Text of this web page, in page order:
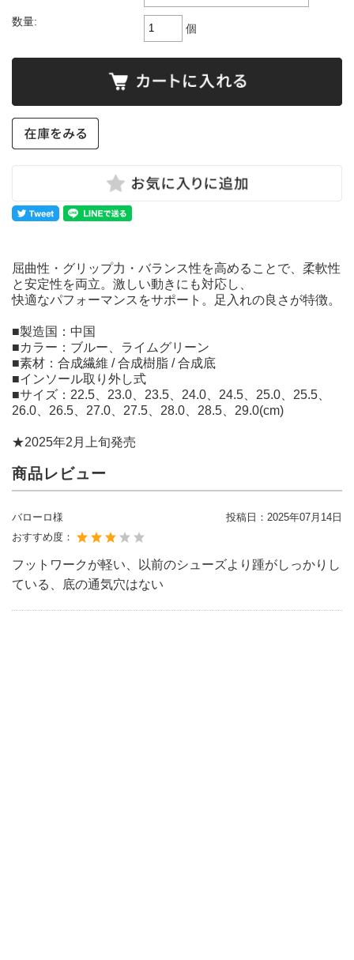
数量:
個
屈曲性・グリップ力・バランス性を高めることで、柔軟性
と安定性を両立。激しい動きにも対応し、
快適なパフォーマンスをサポート。足入れの良さが特徴。
■製造国：中国
■カラー：ブルー、ライムグリーン
■素材：合成繊維 / 合成樹脂 / 合成底
■インソール取り外し式
■サイズ：22.5、23.0、23.5、24.0、24.5、25.0、25.5、
26.0、26.5、27.0、27.5、28.0、28.5、29.0(cm)
★2025年2月上旬発売
商品レビュー
バローロ様 投稿日： 2025年07月14日
おすすめ度：
フットワークが軽い、以前のシューズより踵がしっかりし
ている、底の通気穴はない